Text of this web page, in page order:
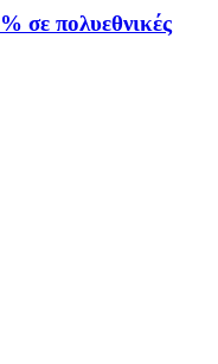
σε πολυεθνικές